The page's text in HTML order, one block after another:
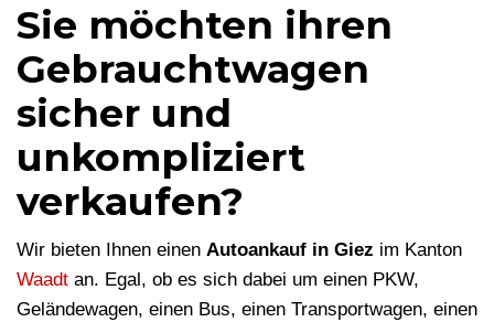
Sie möchten ihren
Gebrauchtwagen
sicher und
unkompliziert
verkaufen?
Wir bieten Ihnen einen Autoankauf in Giez im Kanton
Waadt an. Egal, ob es sich dabei um einen PKW,
Geländewagen, einen Bus, einen Transportwagen, einen